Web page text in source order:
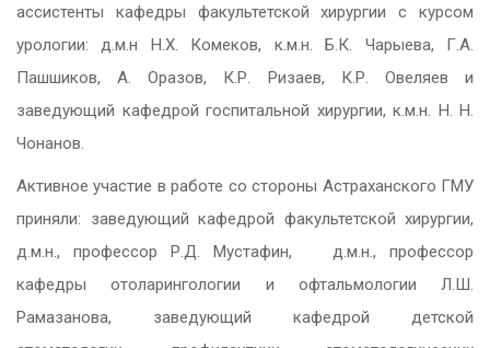
ассистенты кафедры факультетской хирургии с курсом
урологии: д.м.н Н.Х. Комеков, к.м.н. Б.К. Чарыева, Г.А.
Пашшиков, А. Оразов, К.Р. Ризаев, К.Р. Овеляев и
заведующий кафедрой госпитальной хирургии, к.м.н. Н. Н.
Чонанов.
Активное участие в работе со стороны Астраханского ГМУ
приняли: заведующий кафедрой факультетской хирургии,
д.м.н., профессор Р.Д. Мустафин, д.м.н., профессор
кафедры отоларингологии и офтальмологии Л.Ш.
Рамазанова, заведующий кафедрой детской